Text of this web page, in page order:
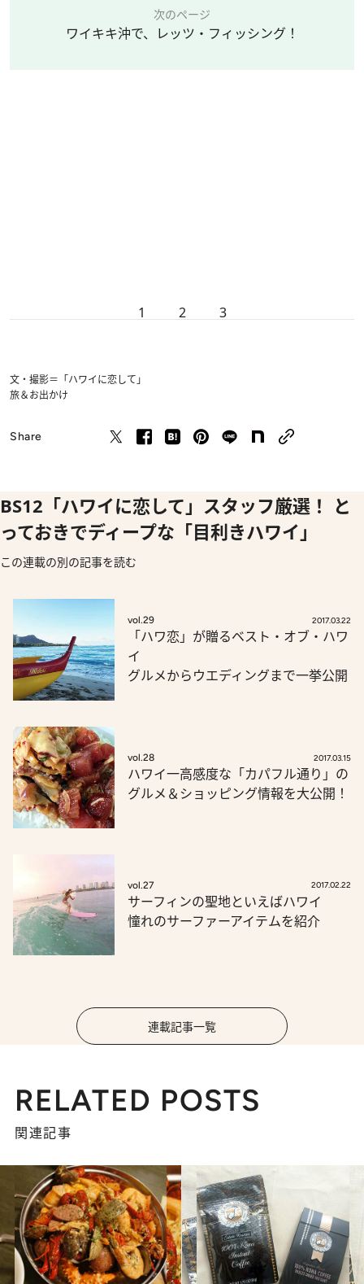
次のページ
ワイキキ沖で、レッツ・フィッシング！
1 2 3
文・撮影＝「ハワイに恋して」
旅＆お出かけ
Share
BS12「ハワイに恋して」スタッフ厳選！ と
っておきでディープな「目利きハワイ」
この連載の別の記事を読む
vol.29 2017.03.22
「ハワ恋」が贈るベスト・オブ・ハワ
イ
グルメからウエディングまで一挙公開
vol.28 2017.03.15
ハワイ一高感度な「カパフル通り」の
グルメ＆ショッピング情報を大公開！
vol.27 2017.02.22
サーフィンの聖地といえばハワイ
憧れのサーファーアイテムを紹介
連載記事一覧
RELATED POSTS
関連記事